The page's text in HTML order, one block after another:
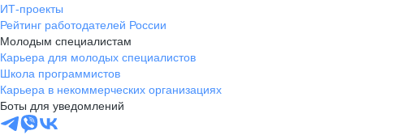
ИТ-проекты
Рейтинг работодателей России
Молодым специалистам
Карьера для молодых специалистов
Школа программистов
Карьера в некоммерческих организациях
Боты для уведомлений